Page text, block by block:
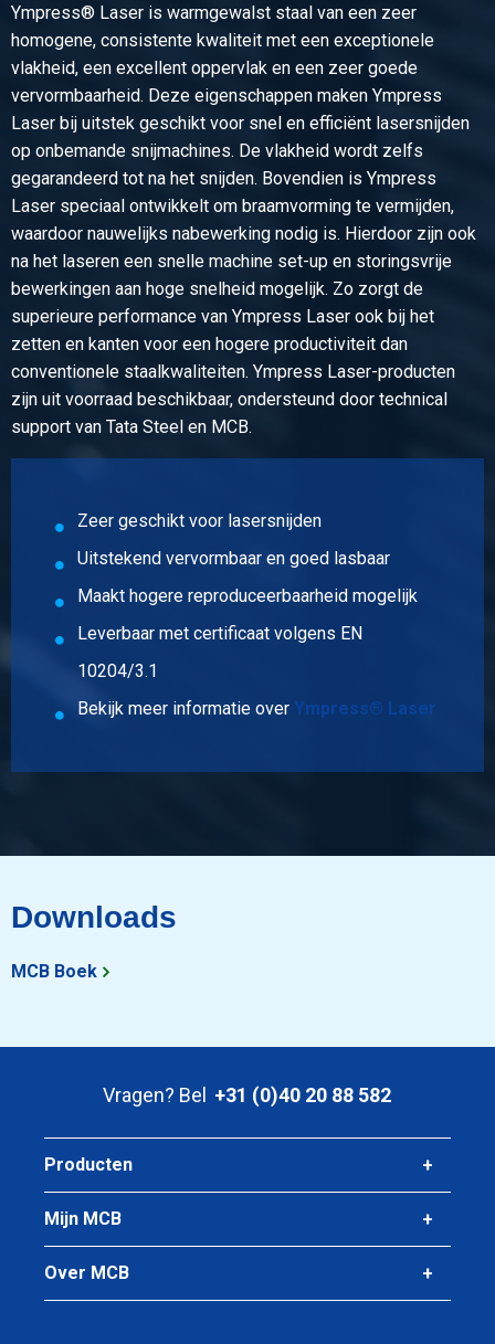
Stuks gewicht in kg
320,00
Bruto prijs
Selecteer
Artikelnummer
2300-0384-3156
Omschrijving
Wgw plaat Ympress S355MC 3000x1500x6 Laser
Stuks gewicht in kg
216,00
Bruto prijs
Selecteer
Artikelnummer
2300-0384-426
Stuks gewicht in kg
384,00
Selecteer
2300-0384-3158
Wgw plaat Ympress S355MC 3000x1500x8 Laser
288,00
Selecteer
Artikelnummer
Stuks gewicht in kg
Selecteer
Artikelnummer
2300-0384-31510
Omschrijving
Wgw plaat Ympress S355MC 3000x1500x10 Laser
Ympress® Laser is warmgewalst staal van een zeer
homogene, consistente kwaliteit met een exceptionele
vlakheid, een excellent oppervlak en een zeer goede
vervormbaarheid. Deze eigenschappen maken Ympress
Laser bij uitstek geschikt voor snel en efficiënt lasersnijden
op onbemande snijmachines. De vlakheid wordt zelfs
gegarandeerd tot na het snijden. Bovendien is Ympress
Laser speciaal ontwikkelt om braamvorming te vermijden,
waardoor nauwelijks nabewerking nodig is. Hierdoor zijn ook
na het laseren een snelle machine set-up en storingsvrije
bewerkingen aan hoge snelheid mogelijk. Zo zorgt de
superieure performance van Ympress Laser ook bij het
zetten en kanten voor een hogere productiviteit dan
conventionele staalkwaliteiten. Ympress Laser-producten
zijn uit voorraad beschikbaar, ondersteund door technical
support van Tata Steel en MCB.
Zeer geschikt voor lasersnijden
Uitstekend vervormbaar en goed lasbaar
Maakt hogere reproduceerbaarheid mogelijk
Leverbaar met certificaat volgens EN
10204/3.1
Bekijk meer informatie over Ympress® Laser
Downloads
MCB Boek
Vragen? Bel +31 (0)40 20 88 582
Producten
Mijn MCB
Over MCB